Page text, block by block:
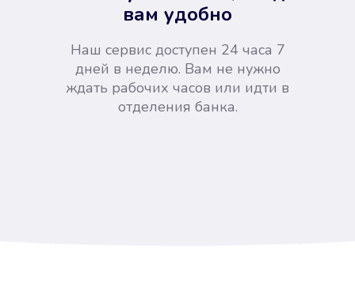
вам удобно
Наш сервис доступен 24 часа 7
дней в неделю. Вам не нужно
ждать рабочих часов или идти в
отделения банка.